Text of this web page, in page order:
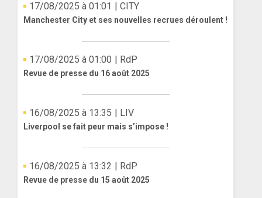
17/08/2025 à 01:01 | CITY
Manchester City et ses nouvelles recrues déroulent !
17/08/2025 à 01:00 | RdP
Revue de presse du 16 août 2025
16/08/2025 à 13:35 | LIV
Liverpool se fait peur mais s’impose !
16/08/2025 à 13:32 | RdP
Revue de presse du 15 août 2025